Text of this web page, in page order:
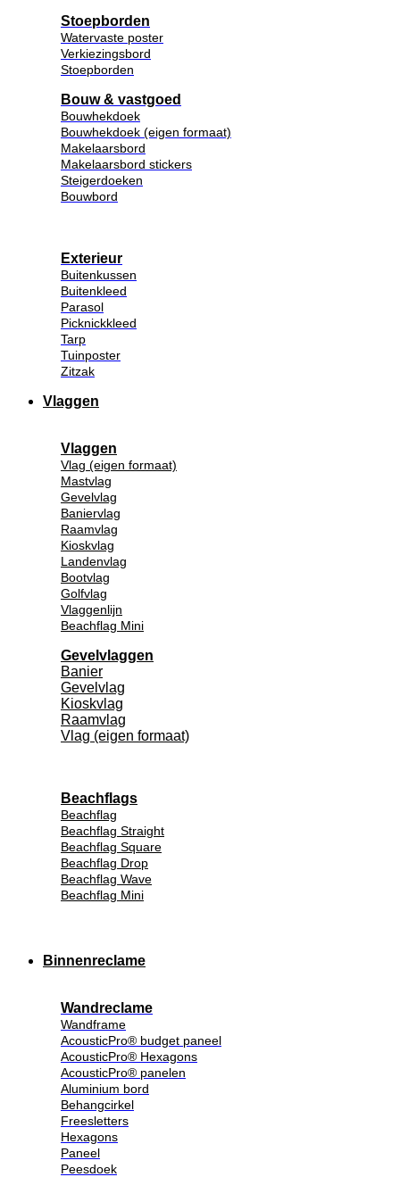
Stoepborden
Watervaste poster
Verkiezingsbord
Stoepborden
Bouw & vastgoed
Bouwhekdoek
Bouwhekdoek (eigen formaat)
Makelaarsbord
Makelaarsbord stickers
Steigerdoeken
Bouwbord
Exterieur
Buitenkussen
Buitenkleed
Parasol
Picknickkleed
Tarp
Tuinposter
Zitzak
Vlaggen
Vlaggen
Vlag (eigen formaat)
Mastvlag
Gevelvlag
Baniervlag
Raamvlag
Kioskvlag
Landenvlag
Bootvlag
Golfvlag
Vlaggenlijn
Beachflag Mini
Gevelvlaggen
Banier
Gevelvlag
Kioskvlag
Raamvlag
Vlag (eigen formaat)
Beachflags
Beachflag
Beachflag Straight
Beachflag Square
Beachflag Drop
Beachflag Wave
Beachflag Mini
Binnenreclame
Wandreclame
Wandframe
AcousticPro® budget paneel
AcousticPro® Hexagons
AcousticPro® panelen
Aluminium bord
Behangcirkel
Freesletters
Hexagons
Paneel
Peesdoek